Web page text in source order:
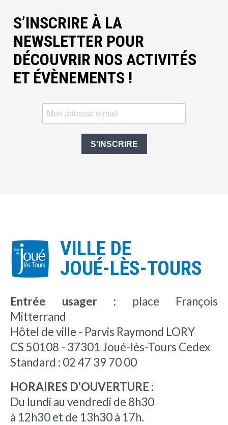
S’INSCRIRE À LA
NEWSLETTER POUR
DÉCOUVRIR NOS ACTIVITÉS
ET ÉVÈNEMENTS !
S'INSCRIRE
VILLE DE
JOUÉ-LÈS-TOURS
Entrée usager : place François
Mitterrand
Hôtel de ville - Parvis Raymond LORY
CS 50108 - 37301 Joué-lès-Tours Cedex
Standard : 02 47 39 70 00
HORAIRES D'OUVERTURE :
Du lundi au vendredi de 8h30
à 12h30 et de 13h30 à 17h.